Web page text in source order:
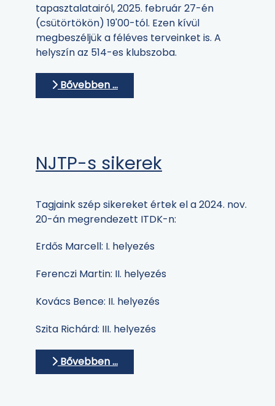
tapasztalatairól, 2025. február 27-én
(csütörtökön) 19'00-tól. Ezen kívül
megbeszéljük a féléves terveinket is. A
helyszín az 514-es klubszoba.
Bővebben …
NJTP-s sikerek
Tagjaink szép sikereket értek el a 2024. nov.
20-án megrendezett ITDK-n:
Erdős Marcell: I. helyezés
Ferenczi Martin: II. helyezés
Kovács Bence: II. helyezés
Szita Richárd: III. helyezés
Bővebben …